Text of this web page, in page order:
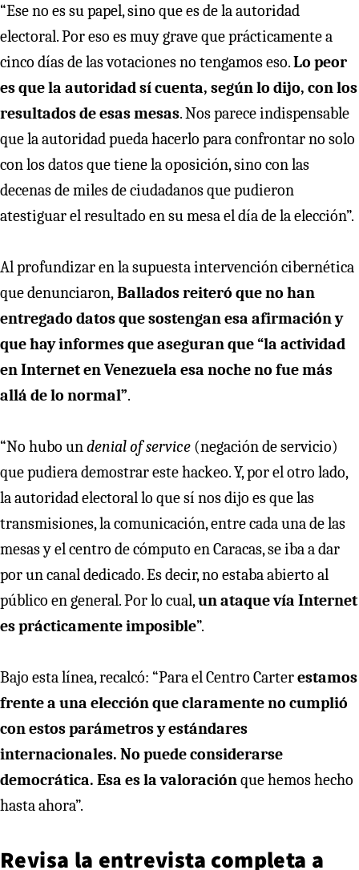
“Ese no es su papel, sino que es de la autoridad
electoral. Por eso es muy grave que prácticamente a
cinco días de las votaciones no tengamos eso.Lo peor
es que la autoridad sí cuenta, según lo dijo, con los
resultados de esas mesas. Nos parece indispensable
que la autoridad pueda hacerlo para confrontar no solo
con los datos que tiene la oposición, sino con las
decenas de miles de ciudadanos que pudieron
atestiguar el resultado en su mesa el día de la elección”.
Al profundizar en la supuesta intervención cibernética
que denunciaron, Ballados reiteró que no han
entregado datos que sostengan esa afirmación y
que hay informes que aseguran que “la actividad
en Internet en Venezuela esa noche no fue más
allá de lo normal”.
“No hubo un denial of service (negación de servicio)
que pudiera demostrar este hackeo. Y, por el otro lado,
la autoridad electoral lo que sí nos dijo es que las
transmisiones, la comunicación, entre cada una de las
mesas y el centro de cómputo en Caracas, se iba a dar
por un canal dedicado. Es decir, no estaba abierto al
público en general. Por lo cual,un ataque vía Internet
es prácticamente imposible”.
Bajo esta línea, recalcó: “Para el Centro Carterestamos
frente a una elección que claramente no cumplió
con estos parámetros y estándares
internacionales. No puede considerarse
democrática. Esa es la valoración que hemos hecho
hasta ahora”.
Revisa la entrevista completa a